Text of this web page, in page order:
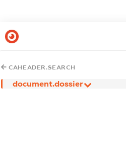
CAHEADER.SEARCH
document.dossier